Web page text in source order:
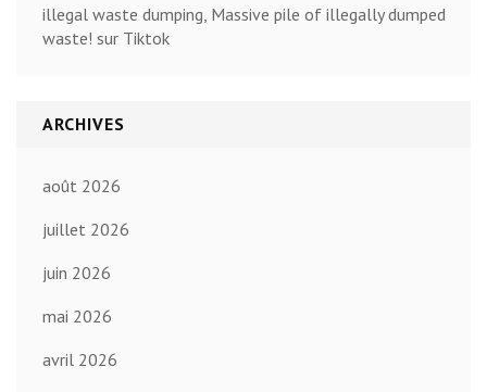
illegal waste dumping, Massive pile of illegally dumped
waste! sur Tiktok
ARCHIVES
août 2026
juillet 2026
juin 2026
mai 2026
avril 2026